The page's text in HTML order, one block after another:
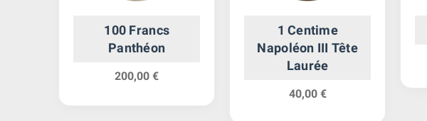
100 Francs
Panthéon
200,00 €
1 Centime
Napoléon III Tête
Laurée
40,00 €